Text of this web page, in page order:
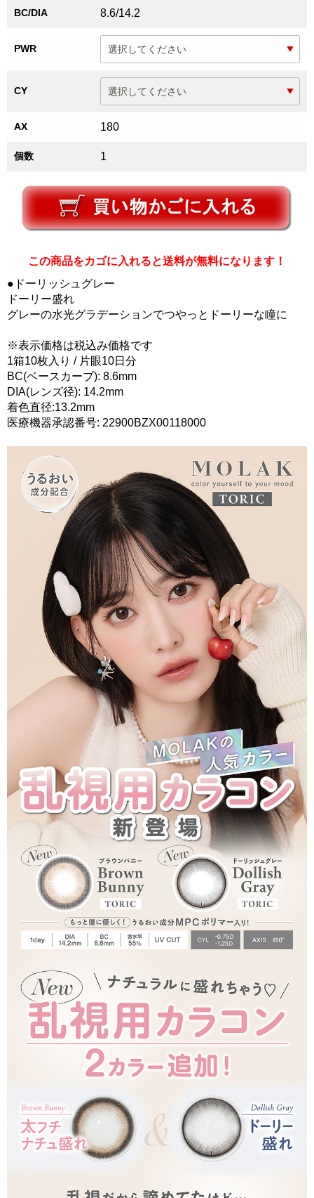
BC/DIA 8.6/14.2
PWR
CY
AX 180
個数 1
この商品をカゴに入れると送料が無料になります！
●ドーリッシュグレー
ドーリー盛れ
グレーの水光グラデーションでつやっとドーリーな瞳に
※表示価格は税込み価格です
1箱10枚入り / 片眼10日分
BC(ベースカーブ): 8.6mm
DIA(レンズ径): 14.2mm
着色直径:13.2mm
医療機器承認番号: 22900BZX00118000